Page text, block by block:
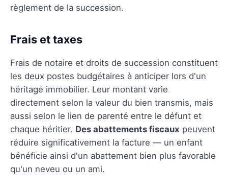
règlement de la succession.
Frais et taxes
Frais de notaire et droits de succession constituent
les deux postes budgétaires à anticiper lors d'un
héritage immobilier. Leur montant varie
directement selon la valeur du bien transmis, mais
aussi selon le lien de parenté entre le défunt et
chaque héritier. Des abattements fiscaux peuvent
réduire significativement la facture — un enfant
bénéficie ainsi d'un abattement bien plus favorable
qu'un neveu ou un ami.